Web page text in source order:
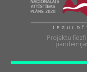
Projektu